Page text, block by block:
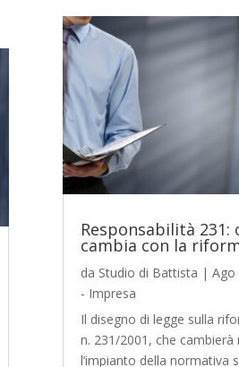
Responsabilità 231:
cambia con la
da Studio di Battista | Ago
- Impresa
Il disegno di legge sulla
n. 231/2001, che cambierà
l’impianto della normativa